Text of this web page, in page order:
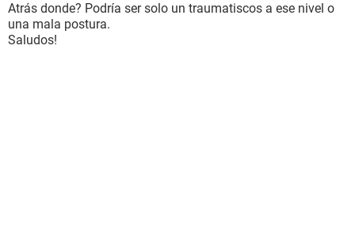
Atrás donde? Podría ser solo un traumatiscos a ese nivel o
una mala postura.
Saludos!